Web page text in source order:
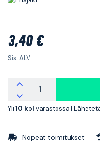
3,40 €
Sis. ALV
Yli 10 kpl varastossa |
Nopeat toimitukset